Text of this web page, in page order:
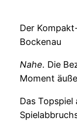
Der
Bockenau
Nahe. Die
Moment
Das